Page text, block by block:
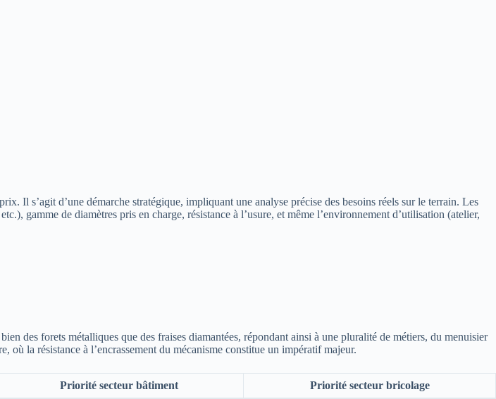
Il s’agit d’une démarche stratégique, impliquant une analyse précise des besoins réels sur le terrain. Les
gamme de diamètres pris en charge, résistance à l’usure, et même l’environnement d’utilisation (atelier,
des forets métalliques que des fraises diamantées, répondant ainsi à une pluralité de métiers, du menuisier
la résistance à l’encrassement du mécanisme constitue un impératif majeur.
Priorité secteur bâtiment Priorité secteur bricolage